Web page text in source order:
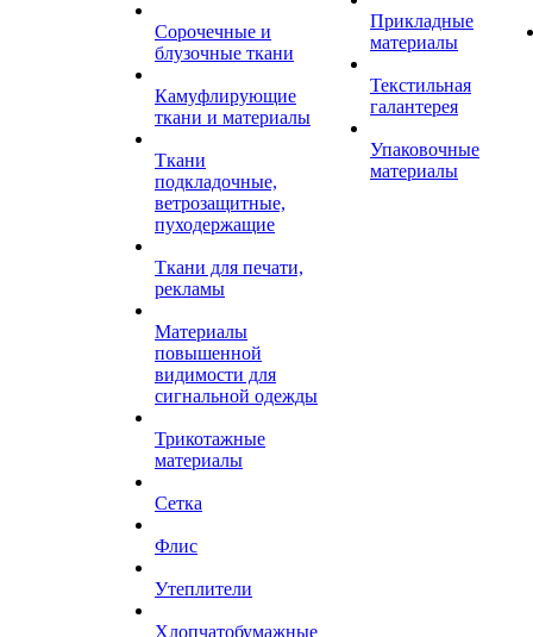
Сорочечные и
блузочные ткани
Камуфлирующие
ткани и материалы
Ткани
подкладочные,
ветрозащитные,
пуходержащие
Ткани для печати,
рекламы
Материалы
повышенной
видимости для
сигнальной одежды
Трикотажные
материалы
Сетка
Флис
Утеплители
Хлопчатобумажные
Прикладные
материалы
Текстильная
галантерея
Упаковочные
материалы